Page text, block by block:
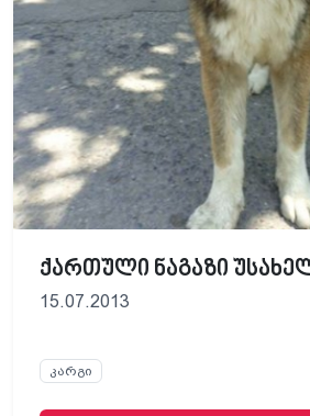
ქართული ნაგაზი
15.07.2013
კარგი